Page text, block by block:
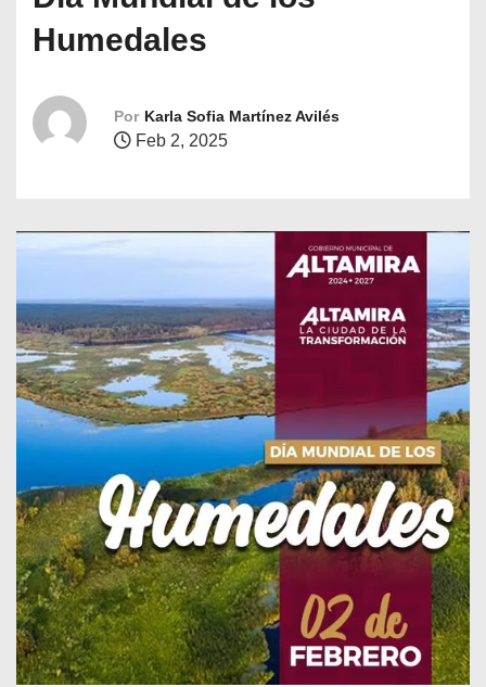
Humedales
Por Karla Sofia Martínez Avilés
Feb 2, 2025